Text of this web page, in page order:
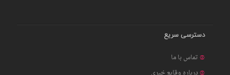
دسترسی سریع
تماس با ما
درباره وقایع خبری